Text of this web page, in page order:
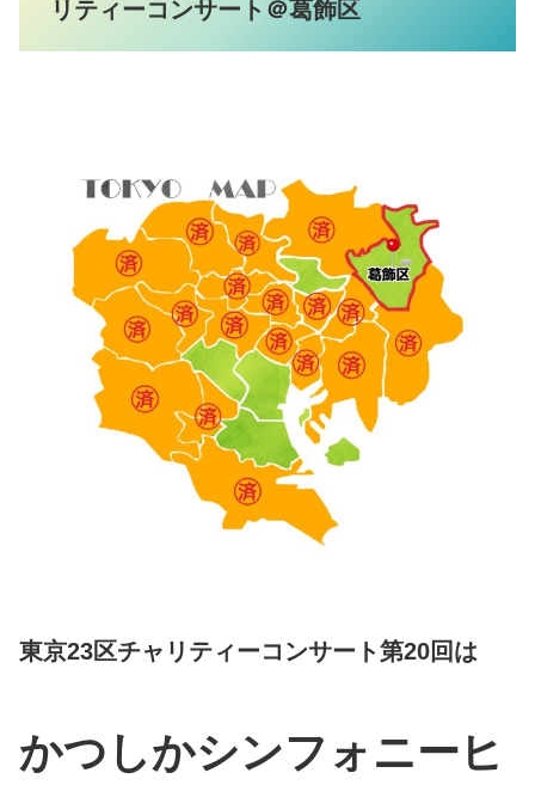
リティーコンサート＠葛飾区
東京23区チャリティーコンサート第20回は
かつしかシンフォニーヒ